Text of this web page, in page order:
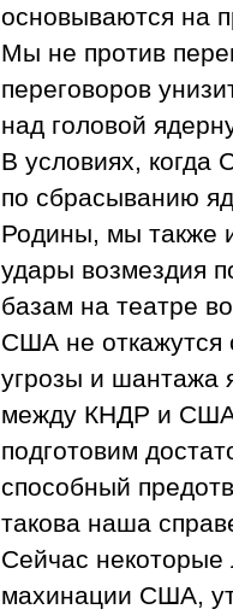
основываются на
Мы не против
переговоров
над головой
В условиях, когда
по сбрасыванию
Родины, мы также
удары возмездия
базам на театре
США не откажутся
угрозы и шантажа
между КНДР и США
подготовим
способный
такова наша
Сейчас некоторые
махинации США,